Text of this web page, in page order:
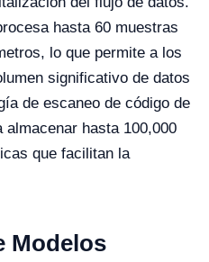
hasta 60 muestras
lo que permite a los
significativo de datos
de escaneo de código de
hasta 100,000
que facilitan la
Modelos